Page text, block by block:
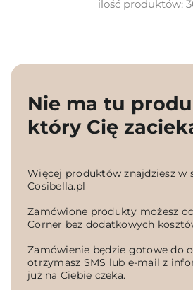
ilość produktów:
Nie ma tu
który Cię
Więcej produktów znajdziesz w
Cosibella.pl
Zamówione produkty możesz
Corner bez dodatkowych
Zamówienie będzie gotowe do
otrzymasz SMS lub e-mail z
już na Ciebie czeka.